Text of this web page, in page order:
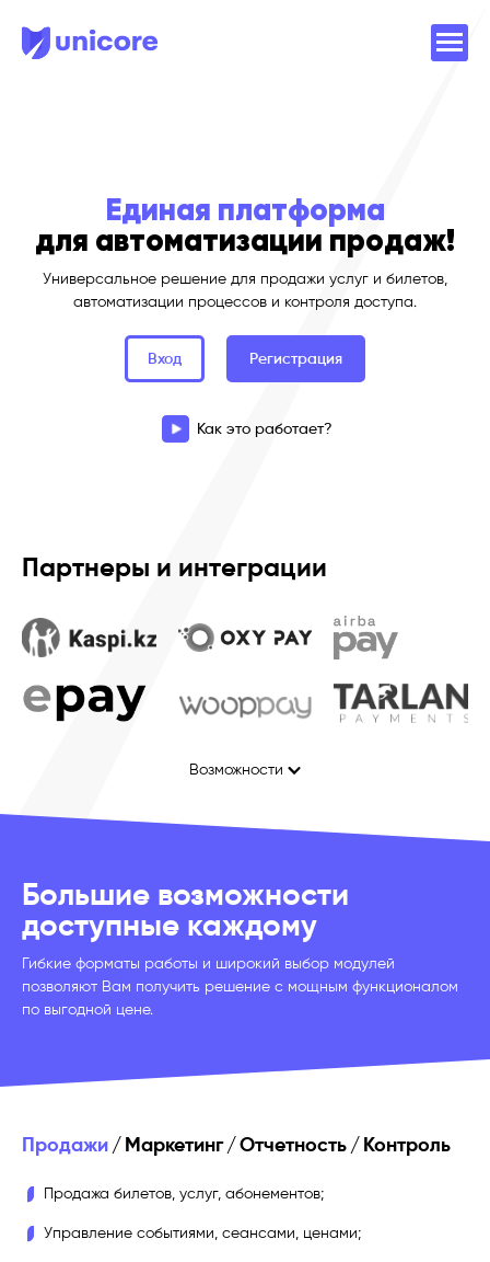
Единая платформа
для автоматизации продаж!
Универсальное решение для продажи услуг и билетов,
автоматизации процессов и контроля доступа.
Вход Регистрация
Как это работает?
Партнеры и интеграции
Возможности
Большие возможности
доступные каждому
Гибкие форматы работы и широкий выбор модулей
позволяют Вам получить решение с мощным функционалом
по выгодной цене.
Продажи/Маркетинг/Отчетность/Контроль
Продажа билетов, услуг, абонементов;
Управление событиями, сеансами, ценами;